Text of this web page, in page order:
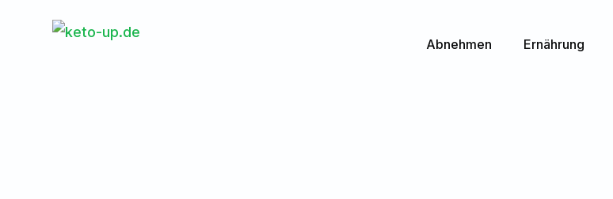
Abnehmen Ernährung